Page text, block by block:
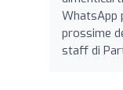
WhatsApp
prossime
staff di